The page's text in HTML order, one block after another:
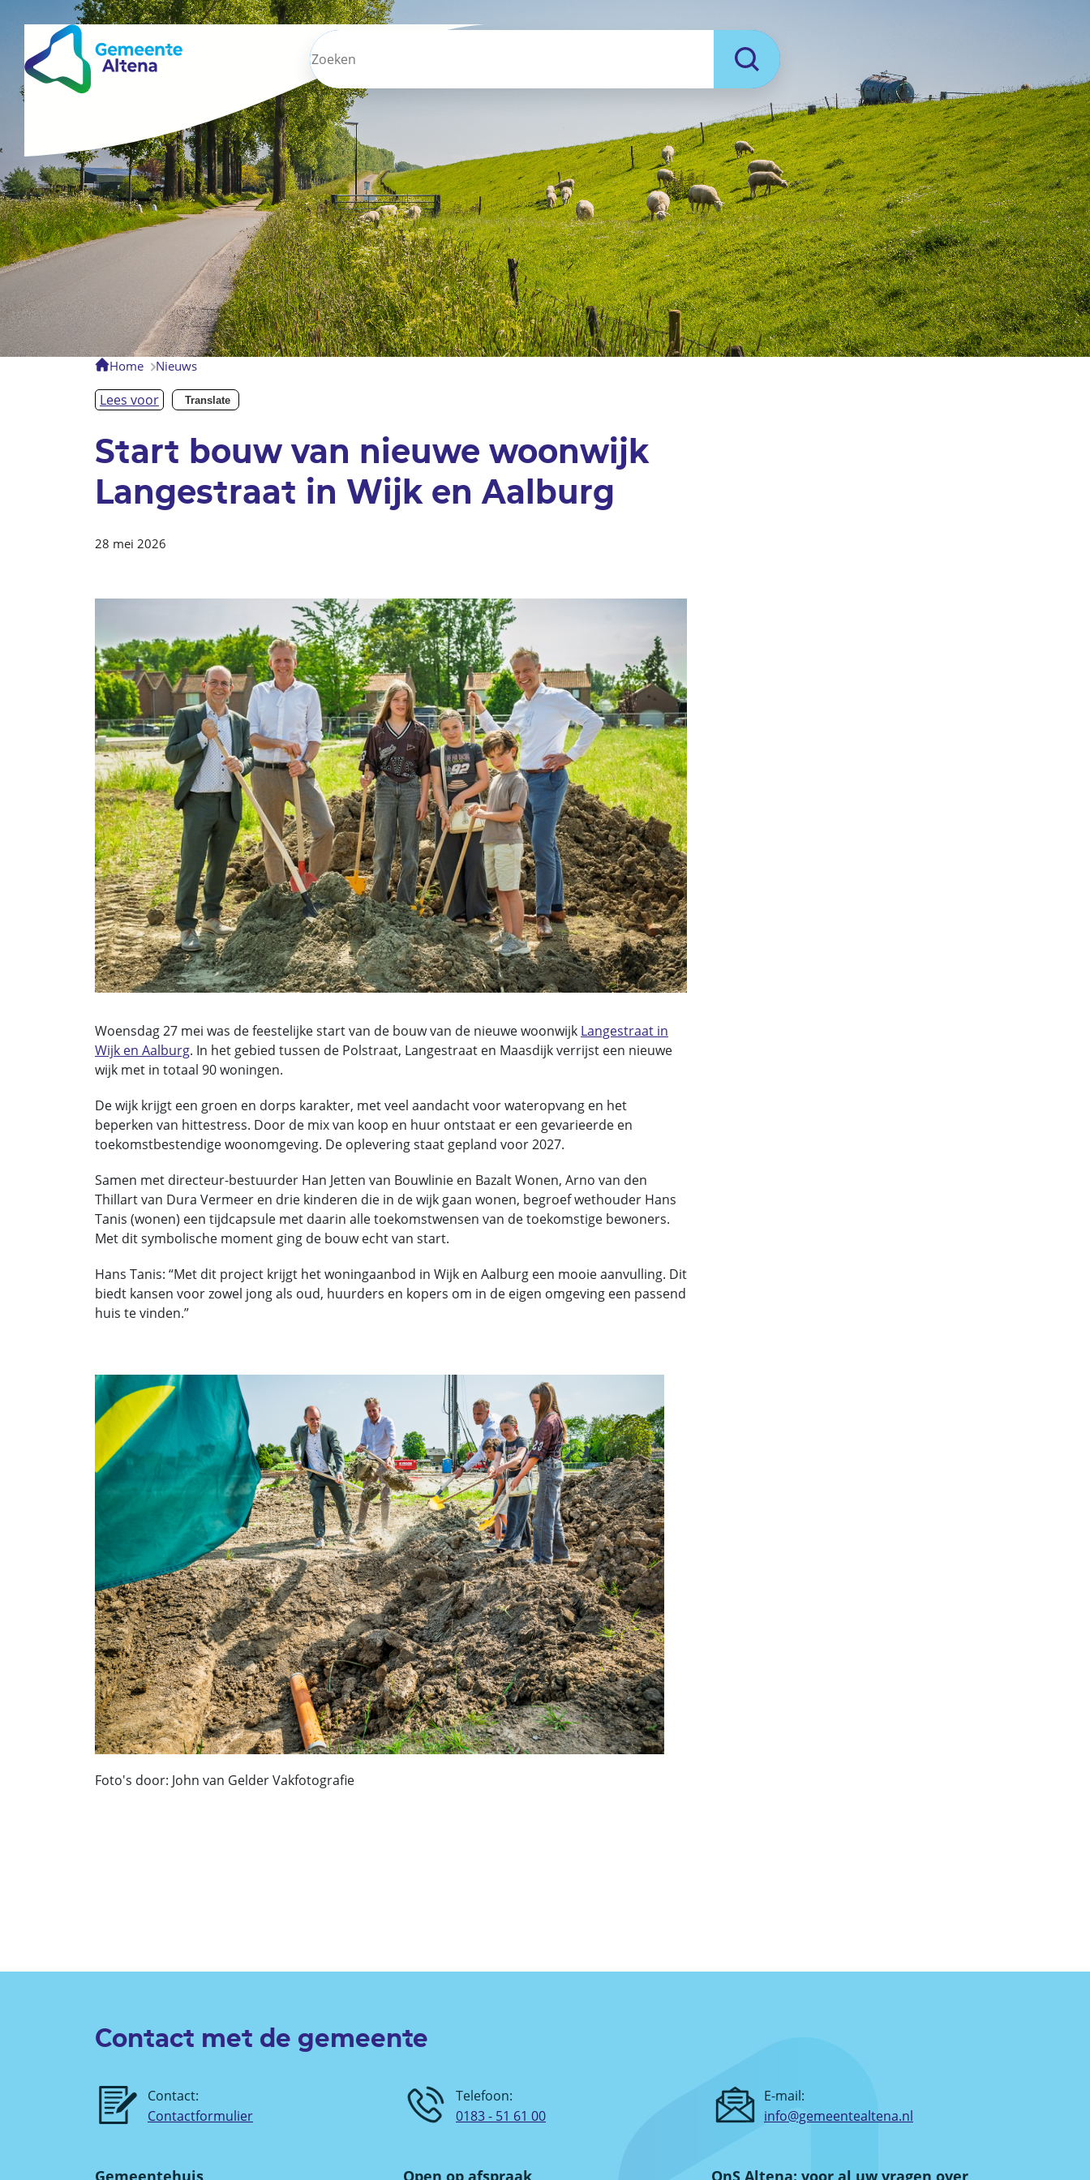
Zoeken
Zoeken
Home Nieuws
Lees voor Translate
Start bouw van nieuwe woonwijk
Langestraat in Wijk en Aalburg
28 mei 2026
Woensdag 27 mei was de feestelijke start van de bouw van de nieuwe woonwijk Langestraat in
Wijk en Aalburg. In het gebied tussen de Polstraat, Langestraat en Maasdijk verrijst een nieuwe
wijk met in totaal 90 woningen.
De wijk krijgt een groen en dorps karakter, met veel aandacht voor wateropvang en het
beperken van hittestress. Door de mix van koop en huur ontstaat er een gevarieerde en
toekomstbestendige woonomgeving. De oplevering staat gepland voor 2027.
Samen met directeur-bestuurder Han Jetten van Bouwlinie en Bazalt Wonen, Arno van den
Thillart van Dura Vermeer en drie kinderen die in de wijk gaan wonen, begroef wethouder Hans
Tanis (wonen) een tijdcapsule met daarin alle toekomstwensen van de toekomstige bewoners.
Met dit symbolische moment ging de bouw echt van start.
Hans Tanis: “Met dit project krijgt het woningaanbod in Wijk en Aalburg een mooie aanvulling. Dit
biedt kansen voor zowel jong als oud, huurders en kopers om in de eigen omgeving een passend
huis te vinden.”
Foto's door: John van Gelder Vakfotografie
Contact met de gemeente
Contact:
Contactformulier
Telefoon:
0183 - 51 61 00
E-mail:
info@gemeentealtena.nl